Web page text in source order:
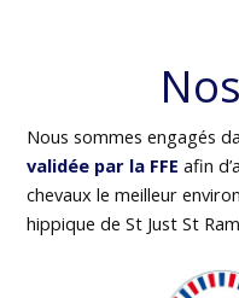
Nous sommes engagés
validée par la FFE afin
chevaux le meilleur
hippique de St Just St